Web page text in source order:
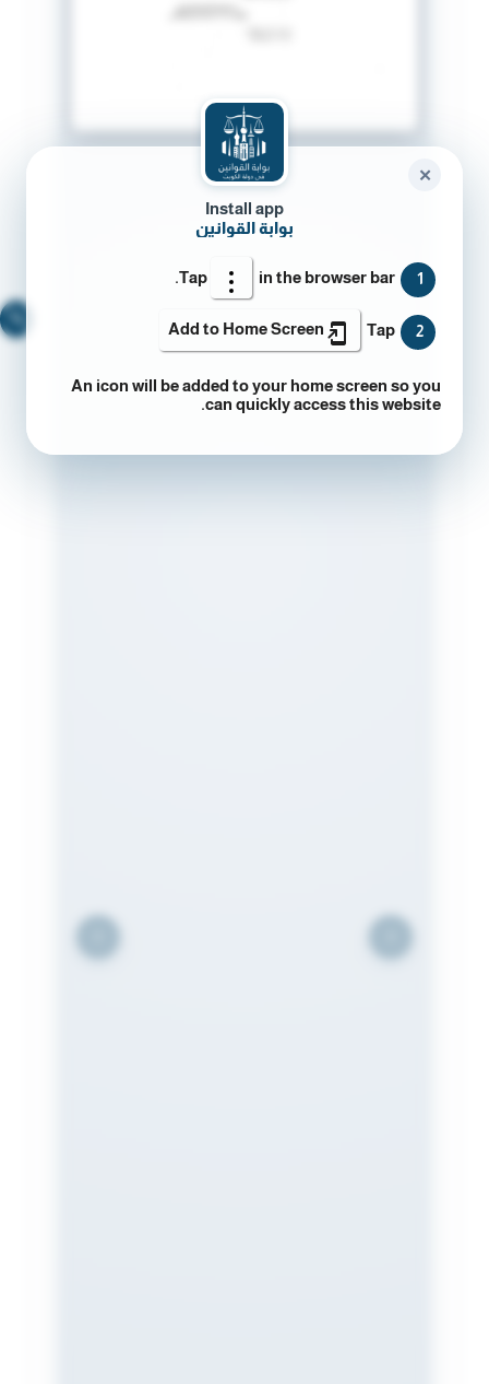
Install app
بوابة القوانين
1
Tap in the browser bar.
2
Tap
Add to Home Screen
An icon will be added to your home screen so you
can quickly access this website.
✕